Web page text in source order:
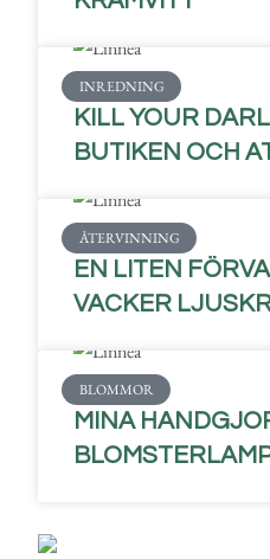
INREDNING
KILL YOUR
BUTIKEN OCH
ÅTERVINNING
EN LITEN
VACKER
BLOMMOR
MINA